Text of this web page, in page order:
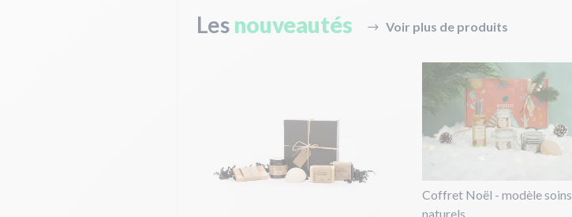
Les nouveautés Voir plus de produits
Coffret Noël - modèle soins
naturels